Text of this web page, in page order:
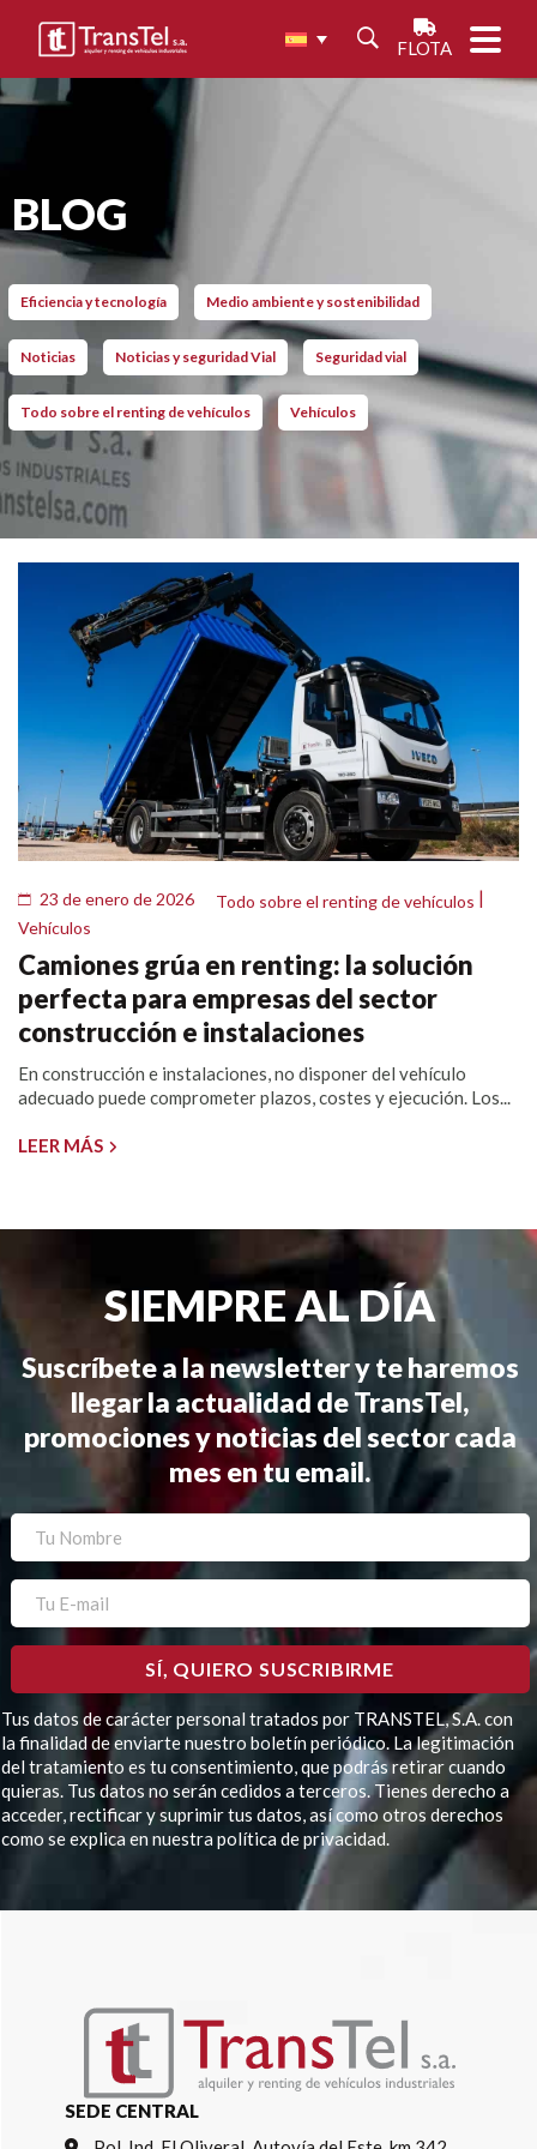
FLOTA
BLOG
Eficiencia y tecnología Medio ambiente y sostenibilidad
Noticias Noticias y seguridad Vial Seguridad vial
Todo sobre el renting de vehículos Vehículos
23 de enero de 2026 Todo sobre el renting de vehículos |
Vehículos
Camiones grúa en renting: la solución
perfecta para empresas del sector
construcción e instalaciones
En construcción e instalaciones, no disponer del vehículo
adecuado puede comprometer plazos, costes y ejecución. Los...
LEER MÁS
SIEMPRE AL DÍA
Suscríbete a la newsletter y te haremos
llegar la actualidad de TransTel,
promociones y noticias del sector cada
mes en tu email.
Tus datos de carácter personal tratados por TRANSTEL, S.A. con
la finalidad de enviarte nuestro boletín periódico. La legitimación
del tratamiento es tu consentimiento, que podrás retirar cuando
quieras. Tus datos no serán cedidos a terceros. Tienes derecho a
acceder, rectificar y suprimir tus datos, así como otros derechos
como se explica en nuestra política de privacidad.
SEDE CENTRAL